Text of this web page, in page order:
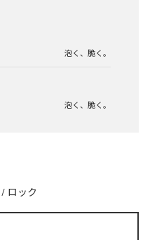
泡く、脆く。
泡く、脆く。
/ ロック